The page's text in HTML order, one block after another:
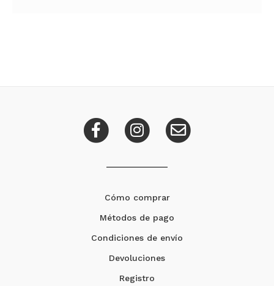
Cómo comprar
Métodos de pago
Condiciones de envío
Devoluciones
Registro